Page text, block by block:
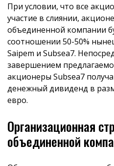
При условии, что все
участие в слиянии,
объединенной компании
соотношении 50-50%
Saipem и Subsea7.
завершением
акционеры Subsea7
денежный дивиденд в
евро.
Организационная
объединенной